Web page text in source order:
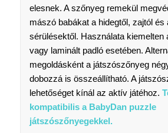
elesnek. A szőnyeg remekül
mászó babákat a hidegtől, zajtól és
sérülésektől. Használata kiemelten
vagy laminált padló esetében.
megoldásként a játszószőnyeg
dobozzá is összeállítható. A
lehetőséget kínál az aktív játéhoz.
kompatibilis a BabyDan puzzle
játszószőnyegekkel.